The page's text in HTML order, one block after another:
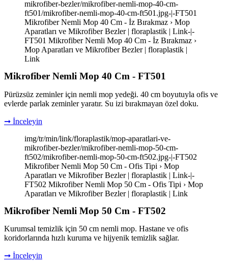
mikrofiber-bezler/mikrofiber-nemli-mop-40-cm-
ft501/mikrofiber-nemli-mop-40-cm-ft501.jpg-|-FT501
Mikrofiber Nemli Mop 40 Cm - İz Bırakmaz › Mop
Aparatları ve Mikrofiber Bezler | floraplastik | Link-|-
FT501 Mikrofiber Nemli Mop 40 Cm - İz Bırakmaz ›
Mop Aparatları ve Mikrofiber Bezler | floraplastik |
Link
Mikrofiber Nemli Mop 40 Cm - FT501
Pürüzsüz zeminler için nemli mop yedeği. 40 cm boyutuyla ofis ve
evlerde parlak zeminler yaratır. Su izi bırakmayan özel doku.
➞ İnceleyin
img/tr/min/link/floraplastik/mop-aparatlari-ve-
mikrofiber-bezler/mikrofiber-nemli-mop-50-cm-
ft502/mikrofiber-nemli-mop-50-cm-ft502.jpg-|-FT502
Mikrofiber Nemli Mop 50 Cm - Ofis Tipi › Mop
Aparatları ve Mikrofiber Bezler | floraplastik | Link-|-
FT502 Mikrofiber Nemli Mop 50 Cm - Ofis Tipi › Mop
Aparatları ve Mikrofiber Bezler | floraplastik | Link
Mikrofiber Nemli Mop 50 Cm - FT502
Kurumsal temizlik için 50 cm nemli mop. Hastane ve ofis
koridorlarında hızlı kuruma ve hijyenik temizlik sağlar.
➞ İnceleyin